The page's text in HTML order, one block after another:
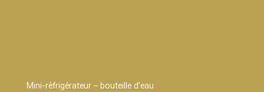
Mini-réfrigérateur – bouteille d’eau